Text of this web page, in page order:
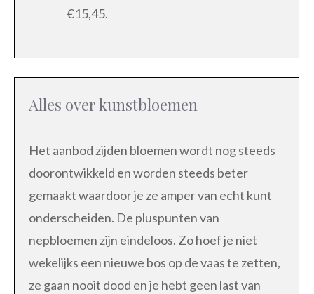
€15,45.
Alles over kunstbloemen
Het aanbod zijden bloemen wordt nog steeds
doorontwikkeld en worden steeds beter
gemaakt waardoor je ze amper van echt kunt
onderscheiden. De pluspunten van
nepbloemen zijn eindeloos. Zo hoef je niet
wekelijks een nieuwe bos op de vaas te zetten,
ze gaan nooit dood en je hebt geen last van